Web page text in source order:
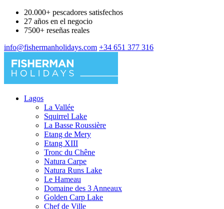
20.000+ pescadores satisfechos
27 años en el negocio
7500+ reseñas reales
info@fishermanholidays.com +34 651 377 316
Lagos
La Vallée
Squirrel Lake
La Basse Roussière
Etang de Mery
Etang XIII
Tronc du Chêne
Natura Carpe
Natura Runs Lake
Le Hameau
Domaine des 3 Anneaux
Golden Carp Lake
Chef de Ville